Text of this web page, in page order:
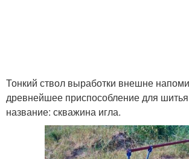
Тонкий ствол выработки внешне
древнейшее приспособление для
название: скважина игла.